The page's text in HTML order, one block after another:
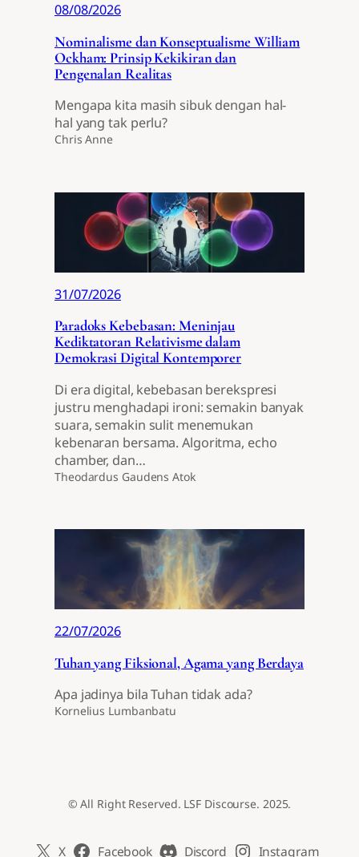
08/08/2026
Nominalisme dan Konseptualisme William
Ockham: Prinsip Kekikiran dan
Pengenalan Realitas
Mengapa kita masih sibuk dengan hal-
hal yang tak perlu?
Chris Anne
31/07/2026
Paradoks Kebebasan: Meninjau
Kediktatoran Relativisme dalam
Demokrasi Digital Kontemporer
Di era digital, kebebasan berekspresi
justru menghadapi ironi: semakin banyak
suara, semakin sulit menemukan
kebenaran bersama. Algoritma, echo
chamber, dan…
Theodardus Gaudens Atok
22/07/2026
Tuhan yang Fiksional, Agama yang Berdaya
Apa jadinya bila Tuhan tidak ada?
Kornelius Lumbanbatu
© All Right Reserved. LSF Discourse. 2025.
X Facebook Discord Instagram